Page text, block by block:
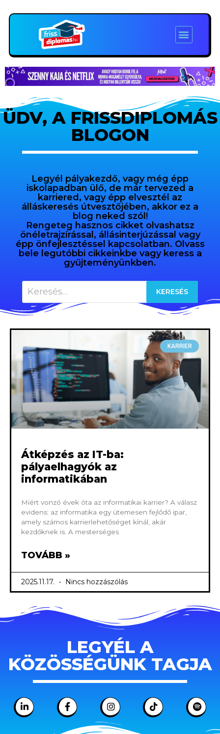
ÜDV, A FRISSDIPLOMÁS
BLOGON
Legyél pályakezdő, vagy még épp
iskolapadban ülő, de már tervezed a
karriered, vagy épp elvesztél az
álláskeresés útvesztőjében, akkor ez a
blog neked szól!
Rengeteg hasznos cikket olvashatsz
önéletrajzírással, állásinterjúzással vagy
épp önfejlesztéssel kapcsolatban. Olvass
bele legutóbbi cikkeinkbe vagy keress a
gyűjteményünkben.
KARRIER
Átképzés az IT-ba:
pályaelhagyók az
informatikában
Miért vonzó évek óta az informatikai karrier? A válasz
evidens: az informatika egy ütemesen fejlődő ipar,
amely számos karrierlehetőséget kínál, akár
kezdőknek is. A mesterséges
TOVÁBB »
2025.11.17. Nincs hozzászólás
LEGYÉL A
KÖZÖSSÉGÜNK TAGJA